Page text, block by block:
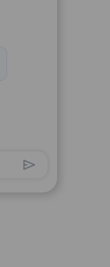
Met Knop